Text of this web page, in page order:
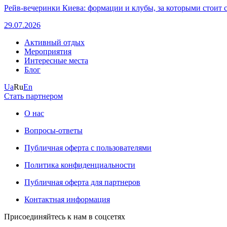
Рейв-вечеринки Киева: формации и клубы, за которыми стоит
29.07.2026
Активный отдых
Мероприятия
Интересные места
Блог
UaRuEn
Стать партнером
О нас
Вопросы-ответы
Публичная оферта с пользователями
Политика конфиденциальности
Публичная оферта для партнеров
Контактная информация
Присоединяйтесь к нам в соцсетях